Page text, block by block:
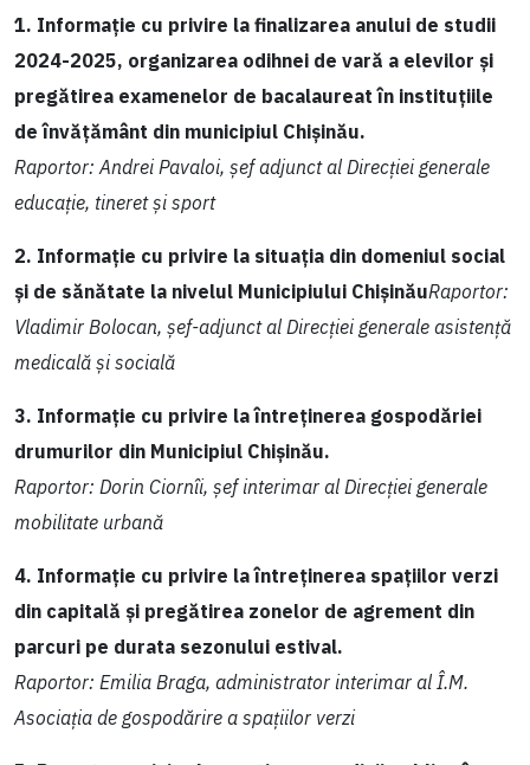
1. Informație cu privire la finalizarea anului de studii
2024-2025, organizarea odihnei de vară a elevilor și
pregătirea examenelor de bacalaureat în instituțiile
de învățământ din municipiul Chișinău.
Raportor: Andrei Pavaloi, șef adjunct al Direcției generale
educație, tineret și sport
2. Informație cu privire la situația din domeniul social
și de sănătate la nivelul Municipiului ChișinăuRaportor:
Vladimir Bolocan, șef-adjunct al Direcției generale asistență
medicală și socială
3. Informație cu privire la întreținerea gospodăriei
drumurilor din Municipiul Chișinău.
Raportor: Dorin Ciornîi, șef interimar al Direcției generale
mobilitate urbană
4. Informație cu privire la întreținerea spațiilor verzi
din capitală și pregătirea zonelor de agrement din
parcuri pe durata sezonului estival.
Raportor: Emilia Braga, administrator interimar al Î.M.
Asociația de gospodărire a spațiilor verzi